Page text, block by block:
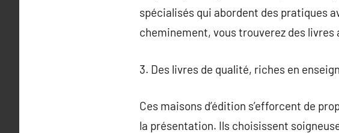
spécialisés qui abordent des pratiques
cheminement, vous trouverez des
3. Des livres de qualité, riches en
Ces maisons d’édition s’efforcent de
la présentation. Ils choisissent